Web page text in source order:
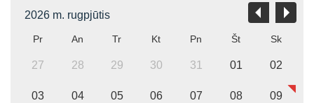
2026 m. rugpjūtis
Pr An Tr Kt Pn Št Sk
27 28 29 30 31 01 02
03 04 05 06 07 08 09